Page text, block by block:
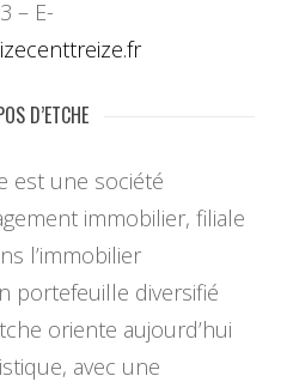
– E-
D’ETCHE
est une société
immobilier, filiale
l’immobilier
portefeuille diversifié
oriente aujourd’hui
avec une